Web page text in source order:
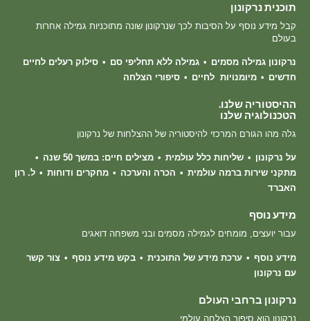
תוכנית נרקונון
קבל מידע נוסף על הסיבות לכך שנרקונון שונה מתוכניות גמילה אחרות
בעולם
נרקונון גמילה מסמים גמילה ללא תחליפי סם
סילוק רעלים לחיים
חדשים
מיומנויות לחיים סיפורי הצלחה
ההיסטוריה שלנו.
הטכנולוגיה שלנו
גלה מהו הגורם המרכזי להיסטוריה של ההצלחות של נרקונון
על נרקונון שליחות כלל עולמית
מצילים חיים: במשך 50 שנה
מתקני שירות ברמה עולמית
הכרה והערכה מחקרים ודוחות
ל. רון
האברד
מידע נוסף
עבור יועצים, מומחים לגמילה מסמים ובני משפחה דואגים
מידע נוסף ערכת מידע של התוכנית בקש מידע נוסף
צור קשר
עם נרקונון
נרקונון ברחבי העולם
נרקונון הוא סיפור הצלחה עולמי